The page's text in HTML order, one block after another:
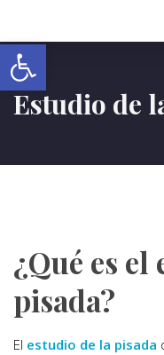
Abrir
Estudio de
¿Qué es
pisada?
El estudio de la pisada